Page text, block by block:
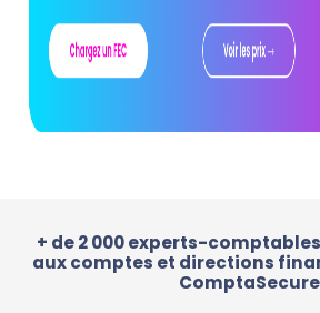
+ de 2 000 experts-
aux comptes et directions
ComptaSecure